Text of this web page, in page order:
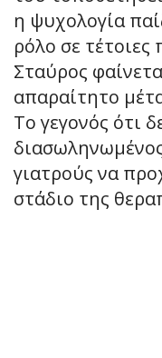
η ψυχολογία
ρόλο σε τέτοιες
Σταύρος
απαραίτητο
Το γεγονός ότι
γιατρούς να
στάδιο της